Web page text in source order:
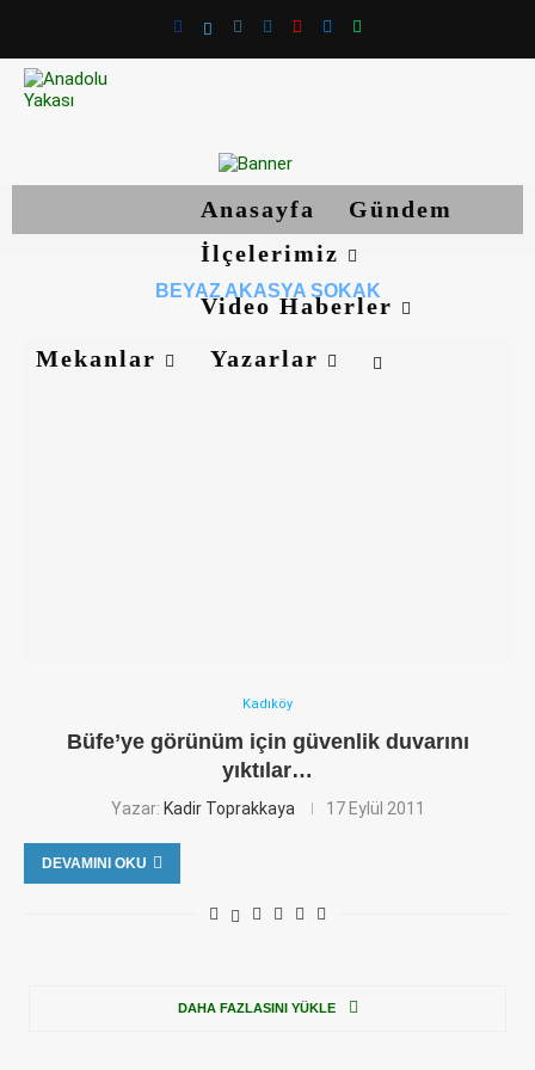
Anasayfa
Gündem
İlçelerimiz
Video Haberler
Mekanlar
Yazarlar
BEYAZ AKASYA SOKAK
Kadıköy
Büfe’ye görünüm için güvenlik duvarını
yıktılar…
Yazar: Kadir Toprakkaya 17 Eylül 2011
DEVAMINI OKU
DAHA FAZLASINI YÜKLE